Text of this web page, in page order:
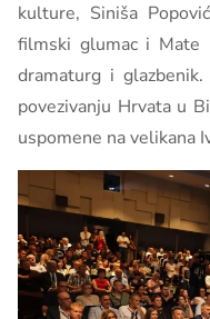
kulture, Siniša
filmski glumac i Mate
dramaturg i
povezivanju Hrvata u
uspomene na velikana